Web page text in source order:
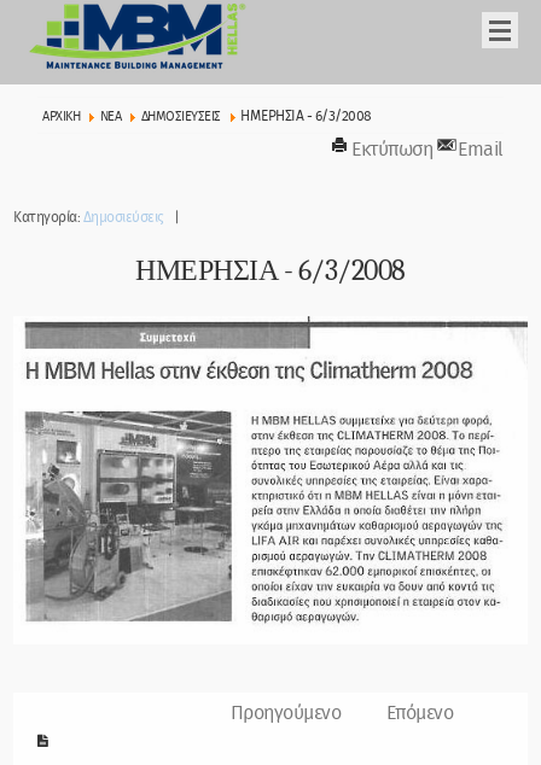
ΑΡΧΙΚΉ ΝΕΑ ΔΗΜΟΣΙΕΥΣΕΙΣ ΗΜΕΡΗΣΙΑ - 6/3/2008
Εκτύπωση Email
Κατηγορία:Δημοσιεύσεις
ΗΜΕΡΗΣΙΑ - 6/3/2008
Προηγούμενο Επόμενο